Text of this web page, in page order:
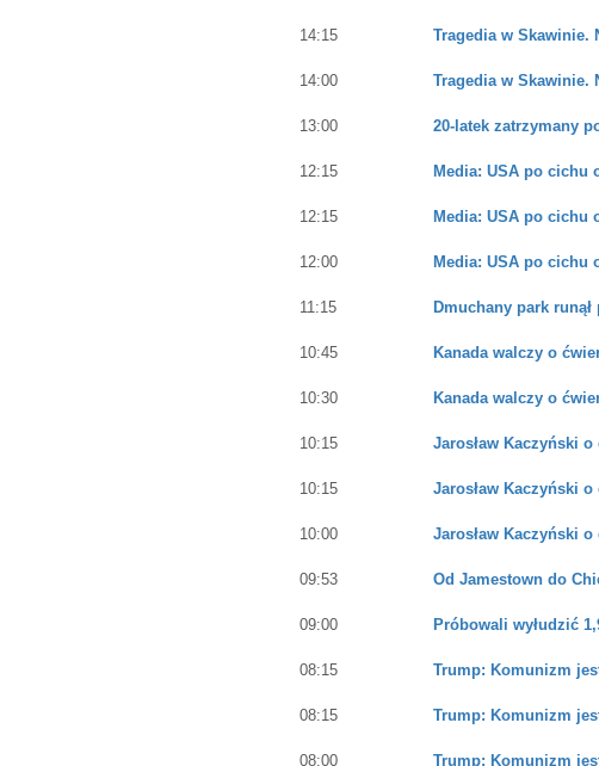
14:15 Tragedia w Skawinie.
14:00 Tragedia w Skawinie.
13:00 20-latek zatrzymany
12:15 Media: USA po cichu
12:15 Media: USA po cichu
12:00 Media: USA po cichu
11:15 Dmuchany park
10:45 Kanada walczy o
10:30 Kanada walczy o
10:15 Jarosław Kaczyński
10:15 Jarosław Kaczyński
10:00 Jarosław Kaczyński
09:53 Od Jamestown do
09:00 Próbowali wyłudzić
08:15 Trump: Komunizm
08:15 Trump: Komunizm
08:00 Trump: Komunizm